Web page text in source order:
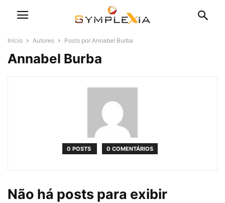
Início Autores Posts por Annabel Burba
Annabel Burba
0 POSTS 0 COMENTÁRIOS
Não há posts para exibir